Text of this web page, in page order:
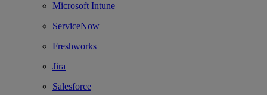
Microsoft Intune
ServiceNow
Freshworks
Jira
Salesforce